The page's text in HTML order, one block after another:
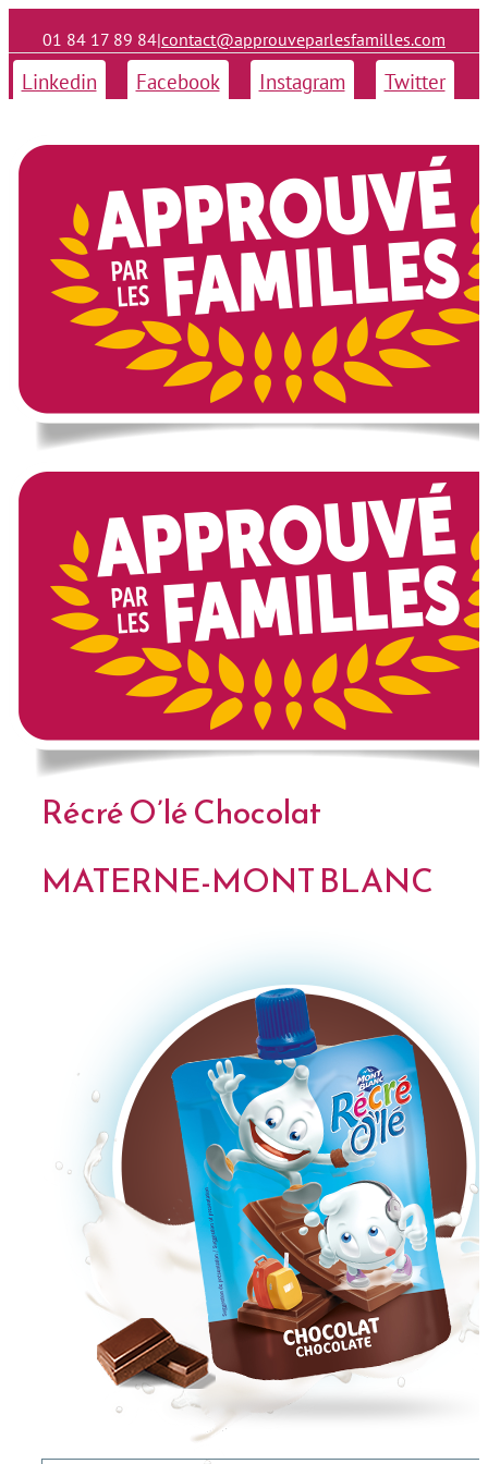
01 84 17 89 84|contact@approuveparlesfamilles.com
Linkedin Facebook Instagram Twitter
Récré O’lé Chocolat
MATERNE-MONT BLANC